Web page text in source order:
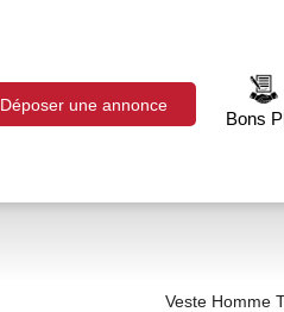
Déposer une annonce
Bons
Veste Homme